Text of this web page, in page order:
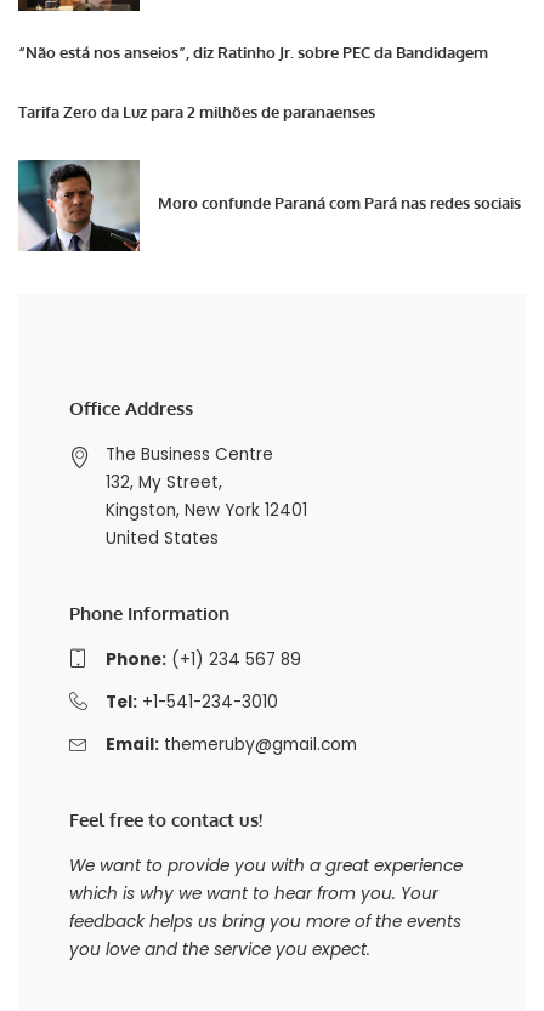
“Não está nos anseios”, diz Ratinho Jr. sobre PEC da Bandidagem
Tarifa Zero da Luz para 2 milhões de paranaenses
Moro confunde Paraná com Pará nas redes sociais
Office Address
The Business Centre
132, My Street,
Kingston, New York 12401
United States
Phone Information
Phone:(+1) 234 567 89
Tel:+1-541-234-3010
Email: themeruby@gmail.com
Feel free to contact us!
We want to provide you with a great experience
which is why we want to hear from you. Your
feedback helps us bring you more of the events
you love and the service you expect.